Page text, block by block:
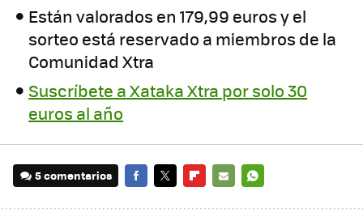
Están valorados en 179,99 euros y el
sorteo está reservado a miembros de la
Comunidad Xtra
Suscríbete a Xataka Xtra por solo 30
euros al año
5 comentarios